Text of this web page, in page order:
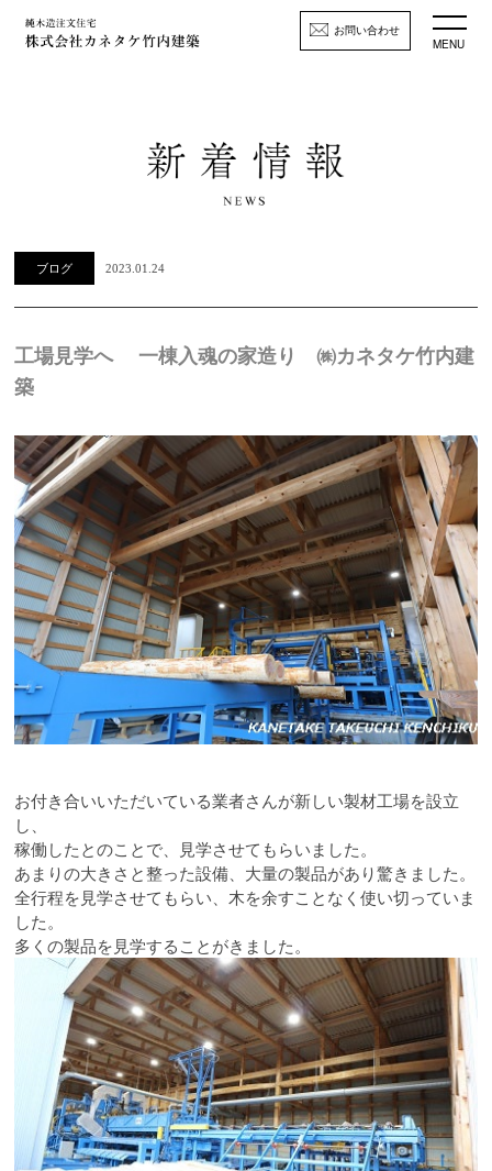
お問い合わせ
MENU
ブログ 2023.01.24
工場見学へ 一棟入魂の家造り ㈱カネタケ竹内建
築
お付き合いいただいている業者さんが新しい製材工場を設立
し、
稼働したとのことで、見学させてもらいました。
あまりの大きさと整った設備、大量の製品があり驚きました。
全行程を見学させてもらい、木を余すことなく使い切っていま
した。
多くの製品を見学することがきました。